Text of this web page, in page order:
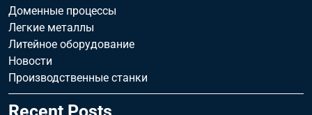
Доменные процессы
Легкие металлы
Литейное оборудование
Новости
Производственные станки
Recent Posts